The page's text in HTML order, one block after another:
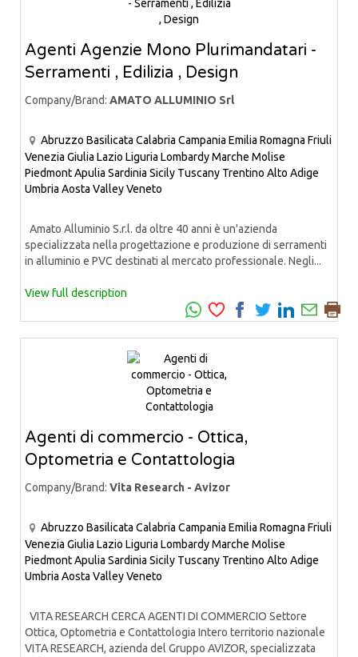
Agenti Agenzie Mono Plurimandatari -
Serramenti , Edilizia , Design
Company/Brand: AMATO ALLUMINIO Srl
Abruzzo Basilicata Calabria Campania Emilia Romagna Friuli
Venezia Giulia Lazio Liguria LombardyMarche Molise
PiedmontApulia Sardinia Sicily Tuscany Trentino Alto Adige
Umbria Aosta ValleyVeneto
Amato Alluminio S.r.l. da oltre 40 anni è un'azienda
specializzata nella progettazione e produzione di serramenti
in alluminio e PVC destinati al mercato professionale. Negli...
View full description
Agenti di commercio - Ottica,
Optometria e Contattologia
Company/Brand: Vita Research - Avizor
Abruzzo Basilicata Calabria Campania Emilia Romagna Friuli
Venezia Giulia Lazio Liguria LombardyMarche Molise
PiedmontApulia Sardinia Sicily Tuscany Trentino Alto Adige
Umbria Aosta ValleyVeneto
VITA RESEARCH CERCA AGENTI DI COMMERCIO Settore
Ottica, Optometria e Contattologia Intero territorio nazionale
VITA RESEARCH, azienda del Gruppo AVIZOR, specializzata